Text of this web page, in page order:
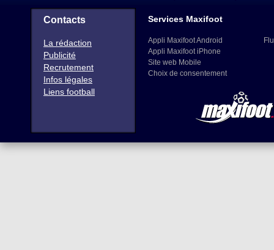
Contacts
La rédaction
Publicité
Recrutement
Infos légales
Liens football
Services Maxifoot
Appli Maxifoot Android
Appli Maxifoot iPhone
Site web Mobile
Choix de consentement